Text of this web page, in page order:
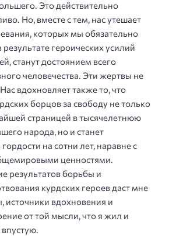
Это действительно
Но, вместе с тем, нас утешает
которых мы обязательно
результате героических усилий
станут достоянием всего
человечества. Эти жертвы не
вдохновляет также то, что
борцов за свободу не только
страницей в тысячелетнюю
народа, но и станет
на сотни лет, наравне с
ценностями.
результатов борьбы и
курдских героев даст мне
источники вдохновения и
от той мысли, что я жил и